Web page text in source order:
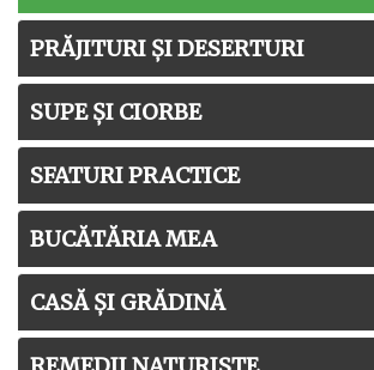
PRĂJITURI ȘI DESERTURI
SUPE ȘI CIORBE
SFATURI PRACTICE
BUCĂTĂRIA MEA
CASĂ ȘI GRĂDINĂ